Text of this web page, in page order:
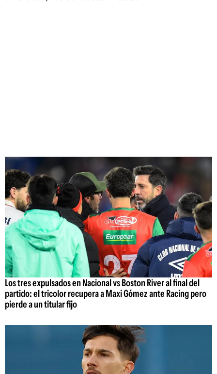
Los tres expulsados en Nacional vs Boston River al final del
partido: el tricolor recupera a Maxi Gómez ante Racing pero
pierde a un titular fijo